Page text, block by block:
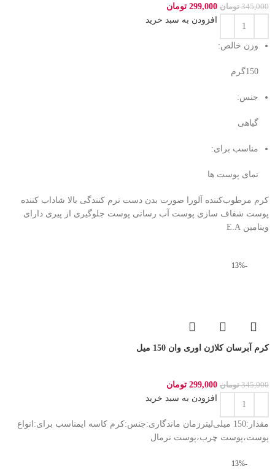
345,000 تومان 299,000 تومان
افزودن به سبد خرید
وزن خالص:
150گرم
جنس:
گیاهی
مناسب برای:
تمای پوست ها
کرم مرطوب‌کننده آلورا صورت بدن دست نرم کنندگی بالا شاداب کننده
پوست شفاف سازی پوست آب رسانی پوست جلوگیری از پیری دارای
ویتامین E.A
-13%
کرم آبرسان کلاژن اوری وان 150 میل
345,000 تومان 299,000 تومان
افزودن به سبد خرید
مقدار:150 میلی‌لیترزمان ماندگاری:جنس:کرم کاسه ایمناسب برای:انواع
پوست،پوست چرب،پوست نرمال
-13%